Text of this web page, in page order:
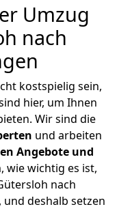
Umzug
nach
kostspielig sein,
hier, um Ihnen
Wir sind die
und arbeiten
Angebote und
wie wichtig es ist,
nach
und deshalb setzen